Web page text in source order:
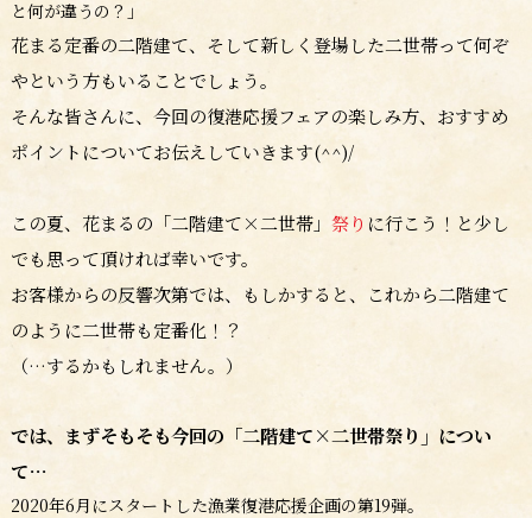
と何が違うの？」
花まる定番の二階建て、そして新しく登場した二世帯って何ぞ
やという方もいることでしょう。
そんな皆さんに、今回の復港応援フェアの楽しみ方、おすすめ
ポイントについてお伝えしていきます(^^)/
この夏、 花まるの「二階建て×二世帯」 祭り に行こう！と少し
でも思って頂ければ幸いです。
お客様からの反響次第では、もしかすると、これから二階建て
のように二世帯も定番化！？
（…するかもしれません。）
では、まずそもそも今回の「二階建て×二世帯祭り」につい
て…
2020年6月にスタートした漁業復港応援企画の第19弾。